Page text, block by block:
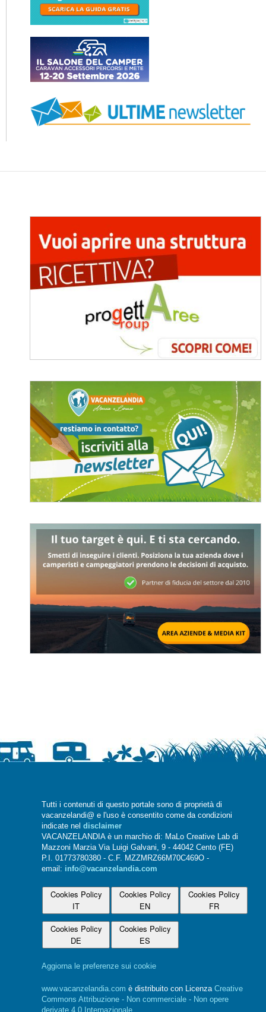
Tutti i contenuti di questo portale sono di proprietà di
vacanzelandi@ e l'uso è consentito come da condizioni
indicate nel disclaimer
VACANZELANDIA è un marchio di: MaLo Creative Lab di
Mazzoni Marzia Via Luigi Galvani, 9 - 44042 Cento (FE)
P.I. 01773780380 - C.F. MZZMRZ66M70C469O -
email: info@vacanzelandia.com
Cookies Policy
IT
Cookies Policy
EN
Cookies Policy
FR
Cookies Policy
DE
Cookies Policy
ES
Aggiorna le preferenze sui cookie
www.vacanzelandia.com è distribuito con Licenza Creative
Commons Attribuzione - Non commerciale - Non opere
derivate 4.0 Internazionale